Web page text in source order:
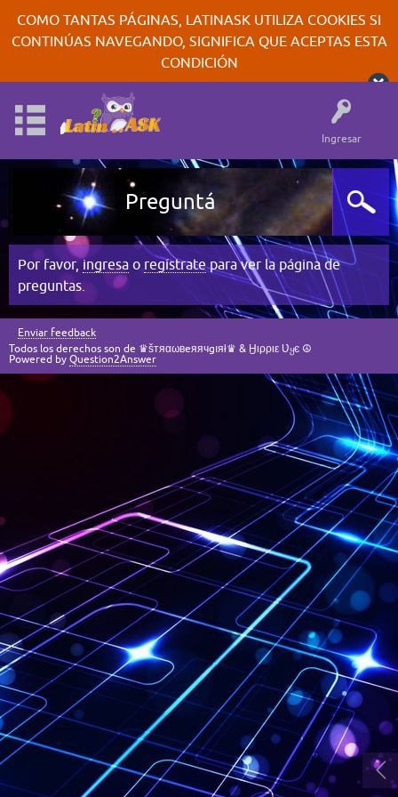
COMO TANTAS PÁGINAS, LATINASK UTILIZA COOKIES SI
CONTINÚAS NAVEGANDO, SIGNIFICA QUE ACEPTAS ESTA
CONDICIÓN
Ingresar
Preguntá
Por favor,ingresa o regístratepara ver la página de
preguntas.
Enviar feedback
Todos los derechos son de ♛šтяαωвeяячgıяł♛ & Ӈιρριε Ʋყє ☮
Powered by Question2Answer